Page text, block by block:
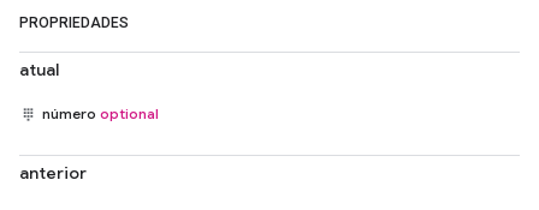
PROPRIEDADES
atual
número optional
anterior